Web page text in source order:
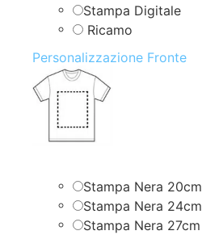
Stampa Digitale
Ricamo
Personalizzazione Fronte
Stampa Nera 20cm
Stampa Nera 24cm
Stampa Nera 27cm